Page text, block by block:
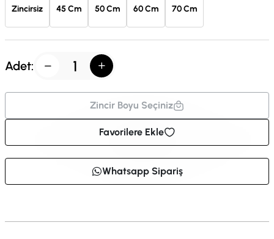
Zincirsiz 45 Cm 50 Cm 60 Cm 70 Cm
Adet:
Zincir Boyu Seçiniz
Favorilere Ekle
Whatsapp Sipariş